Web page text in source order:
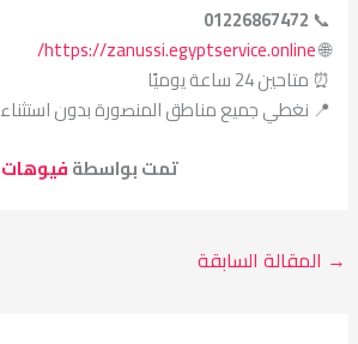
📞
01226867472
🌐
https://zanussi.egyptservice.online/
⏰ متاحين 24 ساعة يوميًا
📍 نغطي جميع مناطق المنصورة بدون استثناء
تمت بواسطةفيوهات
→ المقالة السابقة